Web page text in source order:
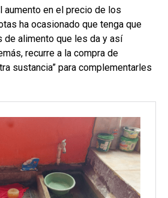
aumento en el precio de los
ha ocasionado que tenga que
de alimento que les da y así
recurre a la compra de
sustancia” para complementarles